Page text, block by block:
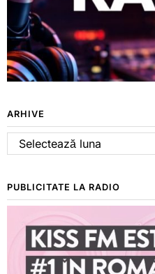
ARHIVE
Arhive
PUBLICITATE LA RADIO